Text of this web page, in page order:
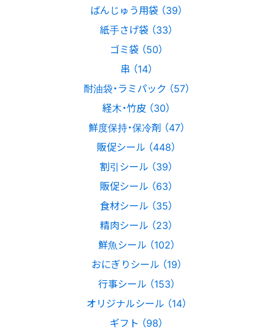
ばんじゅう用袋 （39）
紙手さげ袋 （33）
ゴミ袋 （50）
串 （14）
耐油袋・ラミパック （57）
経木・竹皮 （30）
鮮度保持・保冷剤 （47）
販促シール （448）
割引シール （39）
販促シール （63）
食材シール （35）
精肉シール （23）
鮮魚シール （102）
おにぎりシール （19）
行事シール （153）
オリジナルシール （14）
ギフト （98）